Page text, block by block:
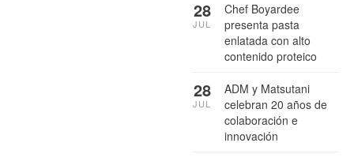
Chef Boyardee
presenta pasta
enlatada con alto
contenido proteico
28
JUL
ADM y Matsutani
celebran 20 años de
colaboración e
innovación
28
JUL